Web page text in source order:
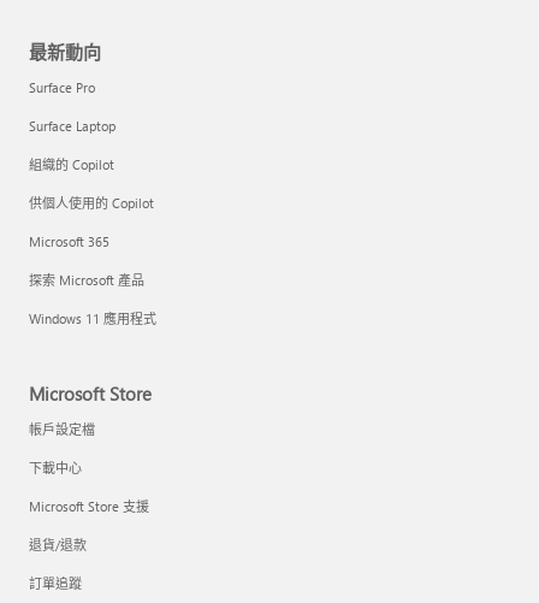
最新動向
Surface Pro
Surface Laptop
組織的 Copilot
供個人使用的 Copilot
Microsoft 365
探索 Microsoft 產品
Windows 11 應用程式
Microsoft Store
帳戶設定檔
下載中心
Microsoft Store 支援
退貨/退款
訂單追蹤